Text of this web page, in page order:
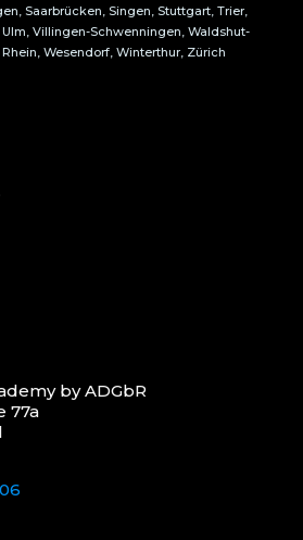
Saarbrücken, Singen, Stuttgart, Trier,
Villingen-Schwenningen, Waldshut-
Wesendorf, Winterthur, Zürich
by ADGbR
77a